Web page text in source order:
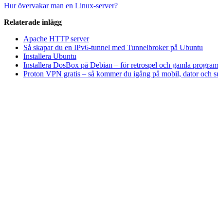
Hur övervakar man en Linux-server?
Relaterade inlägg
Apache HTTP server
Så skapar du en IPv6-tunnel med Tunnelbroker på Ubuntu
Installera Ubuntu
Installera DosBox på Debian – för retrospel och gamla program
Proton VPN gratis – så kommer du igång på mobil, dator och